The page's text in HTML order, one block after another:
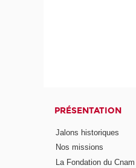
PRÉSENTATION
Jalons historiques
Nos missions
La Fondation du Cnam